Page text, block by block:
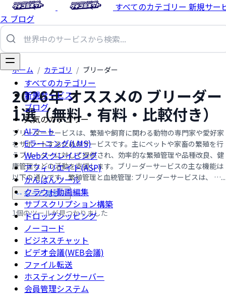
すべてのカテゴリー 新規サー
ス ブログ
すべてのカテゴリー
新規サービス
ブログ
人気のカテゴリー
AIアート
Eラーニング(LMS)
Webスクレイピング
アフィリエイト(ASP)
かんばんツール
クラウド動画編集
サブスクリプション構築
ドロップシッピング
ノーコード
ビジネスチャット
ビデオ会議(WEB会議)
ファイル転送
ホスティングサーバー
会員管理システム
ホーム / カテゴリ / ブリーダー
2026年 オススメの ブリーダー
1選（無料・有料・比較付き）
ブリーダーサービスは、繁殖や飼育に関わる動物の専門家や愛好家
をサポートするためのサービスです。主にペットや家畜の繁殖を行
うブリーダーに対して提供され、効率的な繁殖管理や品種改良、健
康管理などの活動を支援します。ブリーダーサービスの主な機能は
以下の通りです。繁殖管理と血統管理: ブリーダーサービスは、 …...
-- もっと見る --
1個のツールが見つかりました